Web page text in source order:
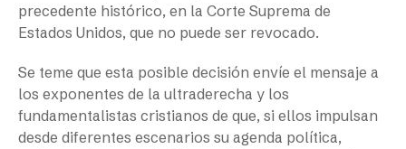
precedente histórico, en la Corte Suprema de
Estados Unidos, que no puede ser revocado.
Se teme que esta posible decisión envíe el mensaje a
los exponentes de la ultraderecha y los
fundamentalistas cristianos de que, si ellos impulsan
desde diferentes escenarios su agenda política,